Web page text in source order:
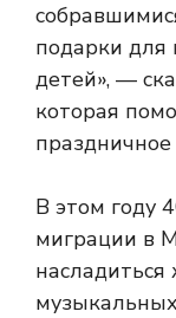
подарки
детей», —
которая
В этом году
миграции в